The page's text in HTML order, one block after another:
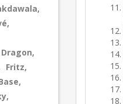
,
,
Dragon,
Fritz,
,
,